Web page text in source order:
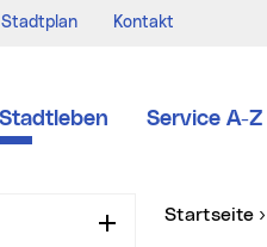
Stadtplan Kontakt
Stadtleben Service A-Z
Aufklappen
Sie sind
Startseite